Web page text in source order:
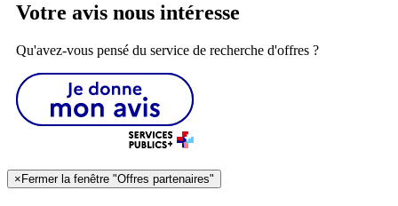
Votre avis nous intéresse
Qu'avez-vous pensé du service de recherche d'offres ?
× Fermer la fenêtre "Offres partenaires"